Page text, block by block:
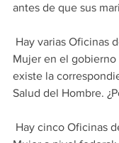
antes de que sus
Mujer en el
existe la
Salud del Hombre.